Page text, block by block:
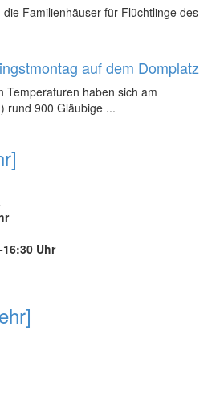
Familienhäuser für Flüchtlinge des
auf dem Domplatz
Temperaturen haben sich am
rund 900 Gläubige ...
Uhr